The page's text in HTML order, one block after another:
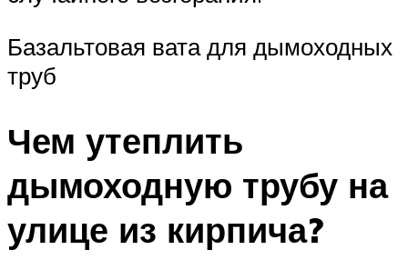
Базальтовая вата для дымоходных
труб
Чем утеплить
дымоходную трубу на
улице из кирпича?